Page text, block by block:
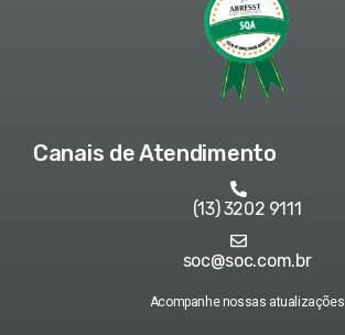
Canais de Atendimento
(13) 3202 9111
soc@soc.com.br
Acompanhe nossas atualizações